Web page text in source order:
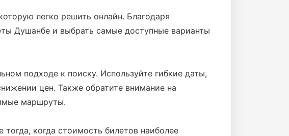
легко решить онлайн. Благодаря
Душанбе и выбрать самые доступные варианты
подходе к поиску. Используйте гибкие даты,
цен. Также обратите внимание на
маршруты.
когда стоимость билетов наиболее